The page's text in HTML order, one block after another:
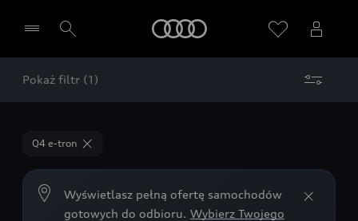
Pokaż filtr (1)
Q4 e-tron
Wyświetlasz pełną ofertę samochodów
gotowych do odbioru. Wybierz Twojego